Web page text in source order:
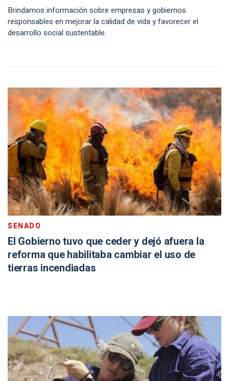
Brindamos información sobre empresas y gobiernos
responsables en mejorar la calidad de vida y favorecer el
desarrollo social sustentable.
SENADO
El Gobierno tuvo que ceder y dejó afuera la
reforma que habilitaba cambiar el uso de
tierras incendiadas